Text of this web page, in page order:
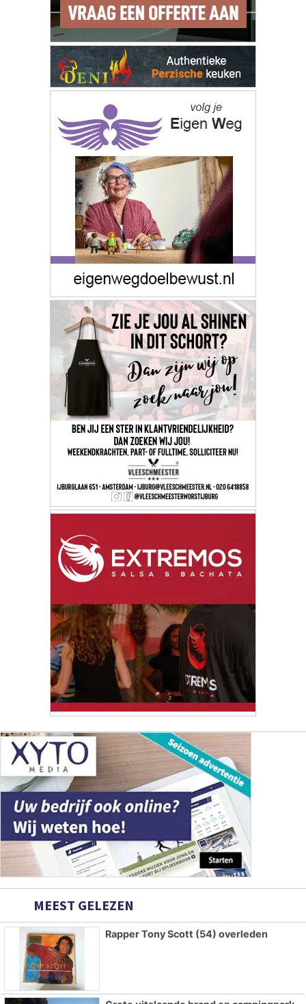
MEEST GELEZEN
Rapper Tony Scott (54) overleden